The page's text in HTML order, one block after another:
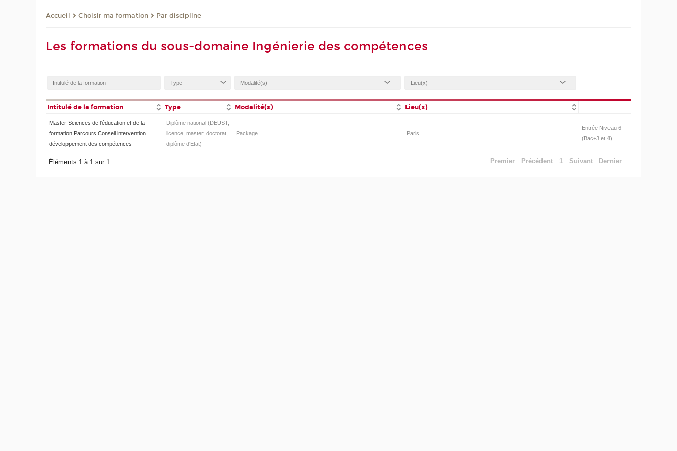
Accueil Choisir ma formation Par discipline
Les formations du sous-domaine Ingénierie des compétences
Intitulé de la formation Type Modalité(s) Lieu(x)
Master Sciences de l'éducation et de la
formation Parcours Conseil intervention
développement des compétences
Diplôme national (DEUST,
licence, master, doctorat,
diplôme d'Etat)
Package Paris
Entrée Niveau 6
(Bac+3 et 4)
Éléments 1 à 1 sur 1 Premier Précédent 1 Suivant Dernier